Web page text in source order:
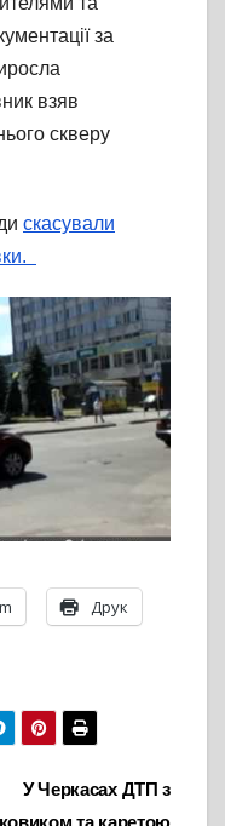
за
взяв
скверу
скасували
Друк
У Черкасах ДТП з